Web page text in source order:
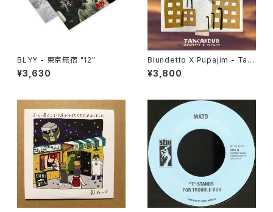
BLYY - 東京無宿 "12"
¥3,630
Blundetto X Pupajim - Tan
cardub "LP"
¥3,800